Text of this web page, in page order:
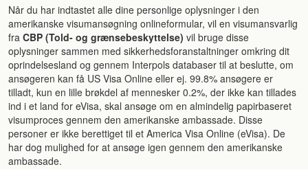
Når du har indtastet alle dine personlige oplysninger i den
amerikanske visumansøgning onlineformular, vil en visumansvarlig
fra CBP (Told- og grænsebeskyttelse) vil bruge disse
oplysninger sammen med sikkerhedsforanstaltninger omkring dit
oprindelsesland og gennem Interpols databaser til at beslutte, om
ansøgeren kan få US Visa Online eller ej. 99.8% ansøgere er
tilladt, kun en lille brøkdel af mennesker 0.2%, der ikke kan tillades
ind i et land for eVisa, skal ansøge om en almindelig papirbaseret
visumproces gennem den amerikanske ambassade. Disse
personer er ikke berettiget til et America Visa Online (eVisa). De
har dog mulighed for at ansøge igen gennem den amerikanske
ambassade.